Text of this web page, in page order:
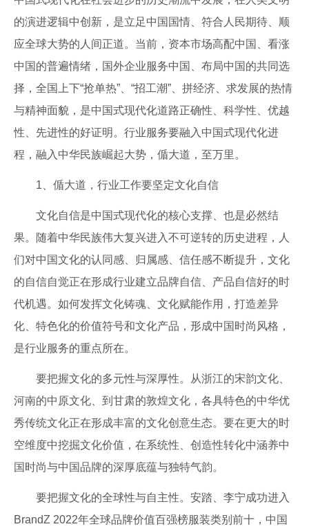
的演进逻辑中创新，是立足中国国情、符合人民期待、顺
应全球大势的人间正道。当前，资本市场高配中国、看涨
中国的普遍情绪，国外企业服务中国、布局中国的共同选
择，全国上下“抢单热”、“招工潮”、拼经济、求发展的热情
与精神面貌，是中国式现代化道路正确性、科学性、优越
性、先进性的好证明。行业服务要融入中国式现代化进
程，融入中华民族崛起大势，偱大道，至万里。
1、偱大道，行业工作要坚定文化自信
文化自信是中国式现代化的核心支撑、也是必然结
果。随着中华民族伟大复兴进入不可逆转的历史进程，人
们对中国文化的认同感、归属感、信任感不断提升，文化
的自信自觉正在形成行业建立品牌自信、产品自信好的时
代机遇。如何发挥文化铸魂、文化赋能作用，打造差异
化、特色化的价值符号和文化产品，形成中国时尚风格，
是行业服务的重点所在。
要把握文化的多元性与深厚性。从浙江的宋韵文化、
河南的中原文化、到甘肃的敦煌文化，各具特色的中华优
秀传统文化正在形成丰富的文化创意生态。要在更大的时
空维度中挖掘文化价值，在系统性、创造性转化中涵养中
国时尚与中国品牌的深厚底蕴与独特气韵。
要把握文化的全球性与自主性。安踏、李宁成功进入
BrandZ 2022年全球品牌价值百强榜服装类别前十，中国